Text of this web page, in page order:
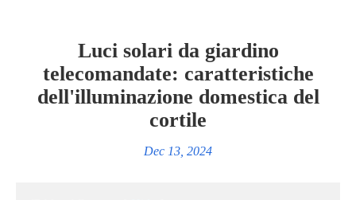
Luci solari da giardino
telecomandate: caratteristiche
dell'illuminazione domestica del
cortile
Dec 13, 2024